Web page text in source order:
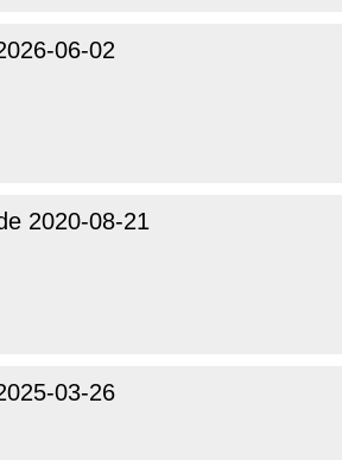
06-02
2020-08-21
03-26